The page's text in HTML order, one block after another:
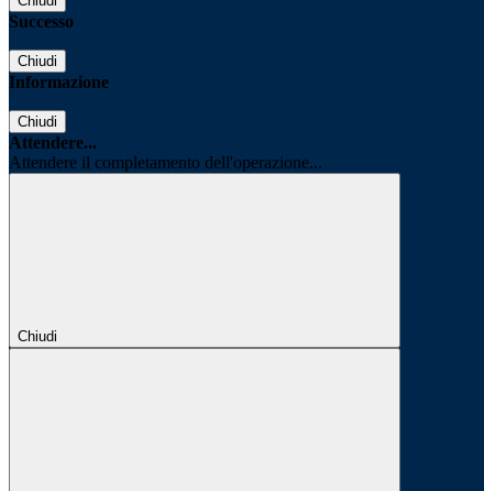
Successo
Chiudi
Informazione
Chiudi
Attendere...
Attendere il completamento dell'operazione...
Chiudi